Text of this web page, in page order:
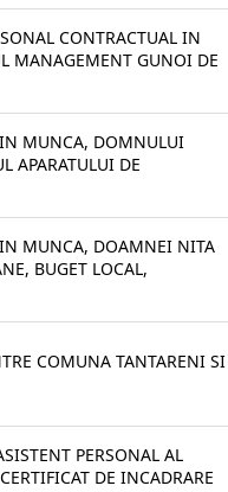
CONTRACTUAL IN
MANAGEMENT GUNOI DE
IN MUNCA, DOMNULUI
APARATULUI DE
IN MUNCA, DOAMNEI NITA
BUGET LOCAL,
COMUNA TANTARENI SI
PERSONAL AL
DE INCADRARE